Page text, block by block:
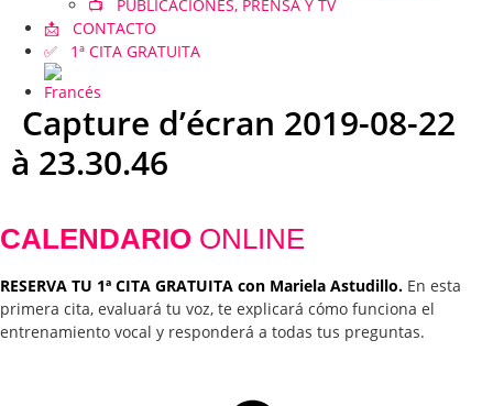
📺 PUBLICACIONES, PRENSA Y TV
📩 CONTACTO
✅ 1ª CITA GRATUITA
Capture d’écran 2019-08-22
à 23.30.46
CALENDARIO ONLINE
RESERVA TU 1ª CITA GRATUITA con Mariela Astudillo. En esta
primera cita, evaluará tu voz, te explicará cómo funciona el
entrenamiento vocal y responderá a todas tus preguntas.